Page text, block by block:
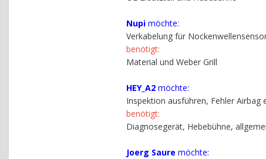
Nupi möchte:
Verkabelung für
benötigt:
Material und Weber Grill
HEY_A2 möchte:
Inspektion ausführen, Fehler
benötigt:
Diagnosegerät, Hebebühne,
Joerg Saure möchte: